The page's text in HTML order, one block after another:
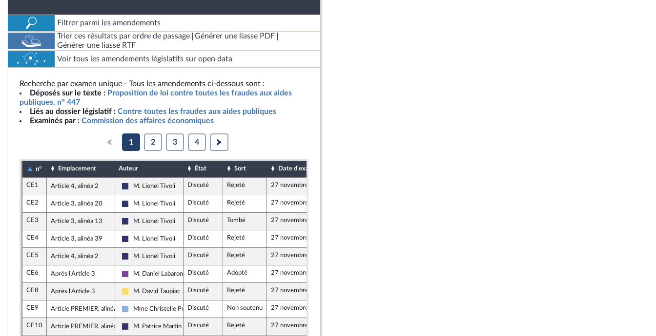
Filtrer parmi les amendements
Trier ces résultats par ordre de passage
Générer une liasse PDF
Générer une liasse RTF
Voir tous les amendements législatifs sur open data
Recherche par examen unique - Tous les amendements ci-dessous sont :
Déposés sur le texte : Proposition de loi contre toutes les fraudes aux aides
publiques, n° 447
Liés au dossier législatif : Contre toutes les fraudes aux aides publiques
Examinés par : Commission des affaires économiques
1 2 3 4
n° Emplacement Auteur État Sort Date d'examen
CE1 Article 4, alinéa 2
Rassemblement National
M. Lionel Tivoli Discuté Rejeté 27 novembre 2024
CE2 Article 3, alinéa 20
Rassemblement National
M. Lionel Tivoli Discuté Rejeté 27 novembre 2024
CE3 Article 3, alinéa 13
Rassemblement National
M. Lionel Tivoli Discuté Tombé 27 novembre 2024
CE4 Article 3, alinéa 39
Rassemblement National
M. Lionel Tivoli Discuté Rejeté 27 novembre 2024
CE5 Article 4, alinéa 2
Rassemblement National
M. Lionel Tivoli Discuté Rejeté 27 novembre 2024
CE6 Après l'Article 3
Ensemble pour la République
M. Daniel LabaronneDiscuté Adopté 27 novembre 2024
CE8 Après l'Article 3
Libertés, Indépendants, Outre-mer et Territoires
M. David Taupiac Discuté Rejeté 27 novembre 2024
CE9 Article PREMIER, alinéa 3
Droite Républicaine
Mme Christelle PetexDiscuté Non soutenu 27 novembre 2024
CE10 Article PREMIER, alinéa 2
Rassemblement National
M. Patrice Martin Discuté Rejeté 27 novembre 2024